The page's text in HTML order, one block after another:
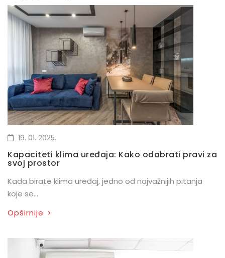
19. 01. 2025.
Kapaciteti klima uređaja: Kako odabrati pravi za
svoj prostor
Kada birate klima uređaj, jedno od najvažnijih pitanja
koje se...
Opširnije >